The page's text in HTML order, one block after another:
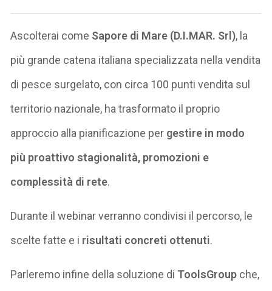
Ascolterai come Sapore di Mare (D.I.MAR. Srl), la
più grande catena italiana specializzata nella vendita
di pesce surgelato, con circa 100 punti vendita sul
territorio nazionale, ha trasformato il proprio
approccio alla pianificazione per gestire in modo
più proattivo stagionalità, promozioni e
complessità di rete.
Durante il webinar verranno condivisi il percorso, le
scelte fatte e i risultati concreti ottenuti.
Parleremo infine della soluzione di ToolsGroup che,